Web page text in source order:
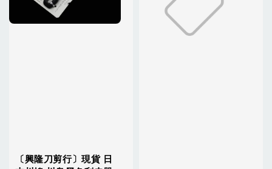
〔興隆刀剪行〕現貨 日